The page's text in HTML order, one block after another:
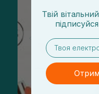
Твій
підписуйся
email